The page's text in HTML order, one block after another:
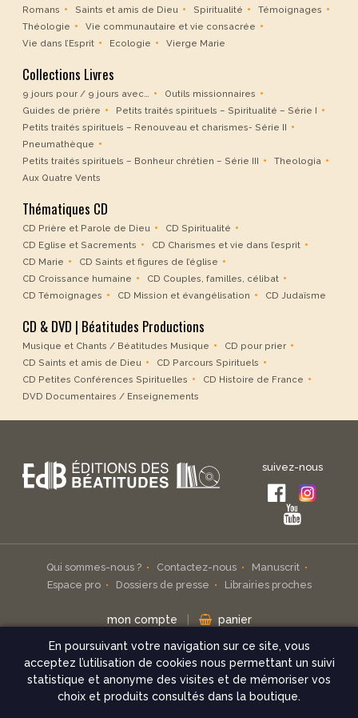
Romans
Saints et amis de Dieu Spiritualité
Témoignages
Théologie
Vie communautaire et vie consacrée
Vie dans l’Esprit
Ecologie Vierge Marie
Collections Livres
9 jours pour / 9 jours avec…
Outils missionnaires
Guides de prière
Petits traités spirituels – Spiritualité – Série I
Petits traités spirituels – Renouveau et charismes- Série II
Pneumathèque
Petits traités spirituels – Bonheur chrétien – Série III
Theologia
Aux Quatre Vents
Thématiques CD
CD Prière et Parole de Dieu
CD Spiritualité
CD Eglise et Sacrements
CD Charismes et vie dans l’esprit
CD Marie
CD Saints et figures de l’église
CD Croissance humaine
CD Couples, familles, célibat
CD Témoignages
CD Mission et évangélisation CD Judaïsme
CD & DVD | Béatitudes Productions
Musique et Chants / Béatitudes Musique
CD pour prier
CD Saints et amis de Dieu
CD Parcours Spirituels
CD Petites Conférences Spirituelles
CD Histoire de France
DVD Documentaires / Enseignements
suivez-nous
Qui sommes-nous ? Contactez-nous
Manuscrit
Espace pro
Dossiers de presse Librairies proches
mon compte panier
Inscrivez-vous à notre infolettre
check
En poursuivant votre navigation sur ce site, vous
acceptez l’utilisation de cookies nous permettant un suivi
statistique et anonyme des visites et de mémoriser vos
choix et produits consultés dans la boutique.